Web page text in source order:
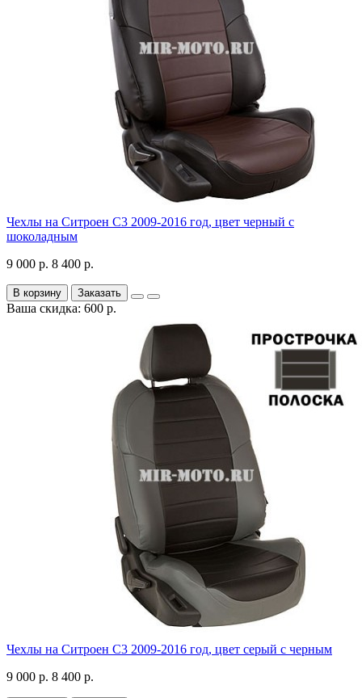
Чехлы на Ситроен С3 2009-2016 год, цвет черный с
шоколадным
9 000 р. 8 400 р.
В корзину Заказать
Ваша скидка: 600 р.
Чехлы на Ситроен С3 2009-2016 год, цвет серый с черным
9 000 р. 8 400 р.